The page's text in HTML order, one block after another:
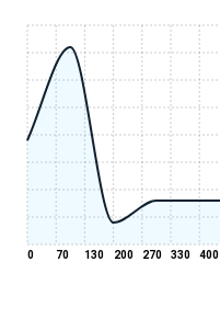
0 70 130 200 270 330 400